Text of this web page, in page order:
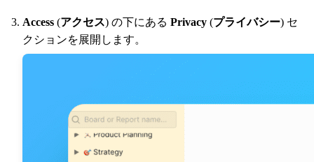
Access (アクセス) の下にある Privacy (プライバシー) セ
クションを展開します。